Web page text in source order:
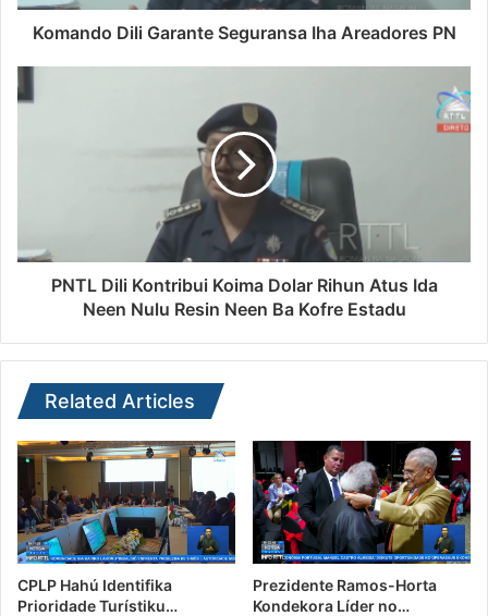
Komando Dili Garante Seguransa Iha Areadores PN
PNTL Dili Kontribui Koima Dolar Rihun Atus Ida
Neen Nulu Resin Neen Ba Kofre Estadu
Related Articles
CPLP Hahú Identifika
Prioridade Turístiku…
Prezidente Ramos-Horta
Kondekora Líder no…